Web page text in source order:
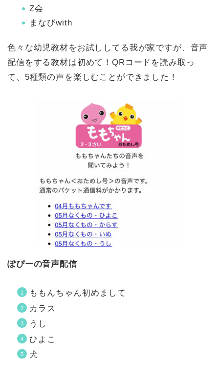
Z会
まなびwith
色々な幼児教材をお試ししてる我が家ですが、音声
配信をする教材は初めて！QRコードを読み取っ
て、5種類の声を楽しむことができました！
ぽぴーの音声配信
ももんちゃん初めまして
カラス
うし
ひよこ
犬